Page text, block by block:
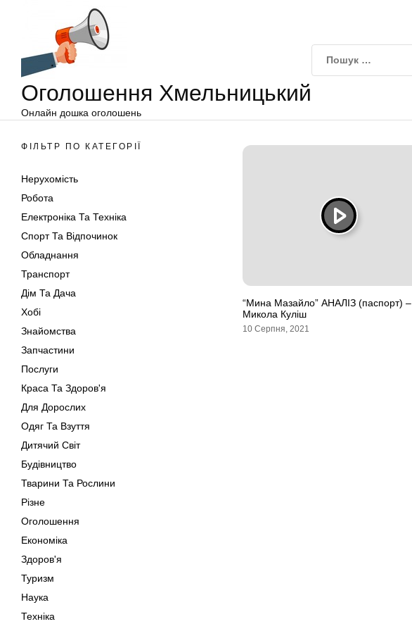
Оголошення Хмельницький
Онлайн дошка оголошень
ФІЛЬТР ПО КАТЕГОРІЇ
Нерухомість
Робота
Електроніка Та Техніка
Спорт Та Відпочинок
Обладнання
Транспорт
Дім Та Дача
Хобі
Знайомства
Запчастини
Послуги
Краса Та Здоров'я
Для Дорослих
Одяг Та Взуття
Дитячий Світ
Будівництво
Тварини Та Рослини
Різне
Оголошення
Економіка
Здоров'я
Туризм
Наука
Техніка
“Мина Мазайло” АНАЛІЗ (паспорт) –
Микола Куліш
10 Серпня, 2021